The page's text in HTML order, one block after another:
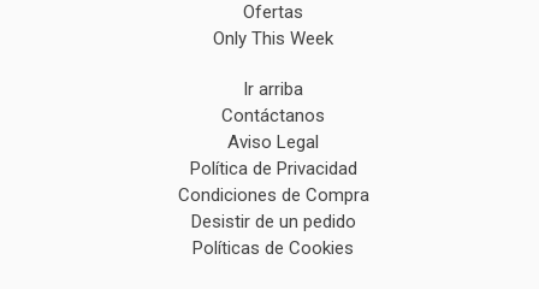
Ofertas
Only This Week
Ir arriba
Contáctanos
Aviso Legal
Política de Privacidad
Condiciones de Compra
Desistir de un pedido
Políticas de Cookies